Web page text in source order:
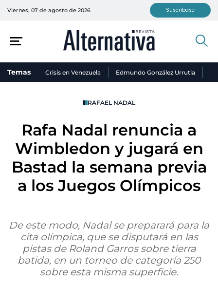
Viernes, 07 de agosto de 2026 Suscríbase
Temas Crisis en Venezuela Edmundo González Urrutia
RAFAEL NADAL
Rafa Nadal renuncia a
Wimbledon y jugará en
Bastad la semana previa
a los Juegos Olímpicos
De este modo, Nadal se preparará para la
cita olímpica, que se disputará en las
pistas de Roland Garros sobre tierra
batida, en un torneo de categoría 250
sobre esta misma superficie.